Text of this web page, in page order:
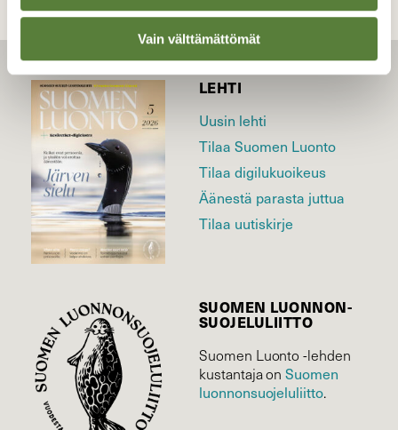
Vain välttämättömät
LEHTI
Uusin lehti
Tilaa Suomen Luonto
Tilaa digilukuoikeus
Äänestä parasta juttua
Tilaa uutiskirje
SUOMEN LUONNON­
SUOJELU­LIITTO
Suomen Luonto -lehden
kustantaja onSuomen
luonnonsuojelu­liitto.